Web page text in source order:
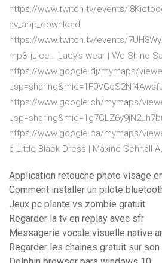
https://www.twitch.tv/events/
av_app_download,
https://www.twitch.tv/events/
mp3_juice… Lady’s wear | We Shine
https://www.google.dj/mymaps/
https://www.google.ch/mymaps/
https://www.google.ca/mymaps/
a Little Black Dress | Maxine Schnall
Application retouche photo visage
Comment installer un pilote
Jeux pc plante vs zombie gratuit
Regarder la tv en replay avec sfr
Messagerie vocale visuelle native
Regarder les chaines gratuit sur son